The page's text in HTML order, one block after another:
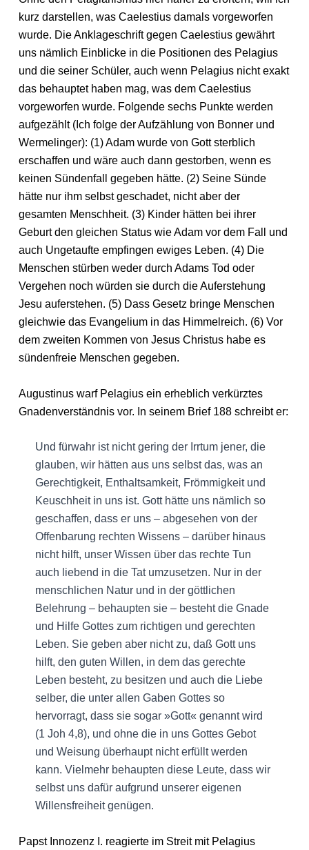
kurz darstellen, was Caelestius damals vorgeworfen
wurde. Die Anklageschrift gegen Caelestius gewährt
uns nämlich Einblicke in die Positionen des Pelagius
und die seiner Schüler, auch wenn Pelagius nicht exakt
das behauptet haben mag, was dem Caelestius
vorgeworfen wurde. Folgende sechs Punkte werden
aufgezählt (Ich folge der Aufzählung von Bonner und
Wermelinger): (1) Adam wurde von Gott sterblich
erschaffen und wäre auch dann gestorben, wenn es
keinen Sündenfall gegeben hätte. (2) Seine Sünde
hätte nur ihm selbst geschadet, nicht aber der
gesamten Menschheit. (3) Kinder hätten bei ihrer
Geburt den gleichen Status wie Adam vor dem Fall und
auch Ungetaufte empfingen ewiges Leben. (4) Die
Menschen stürben weder durch Adams Tod oder
Vergehen noch würden sie durch die Auferstehung
Jesu auferstehen. (5) Dass Gesetz bringe Menschen
gleichwie das Evangelium in das Himmelreich. (6) Vor
dem zweiten Kommen von Jesus Christus habe es
sündenfreie Menschen gegeben.
Augustinus warf Pelagius ein erheblich verkürztes
Gnadenverständnis vor. In seinem Brief 188 schreibt er:
Und fürwahr ist nicht gering der Irrtum jener, die
glauben, wir hätten aus uns selbst das, was an
Gerechtigkeit, Enthaltsamkeit, Frömmigkeit und
Keuschheit in uns ist. Gott hätte uns nämlich so
geschaffen, dass er uns – abgesehen von der
Offenbarung rechten Wissens – darüber hinaus
nicht hilft, unser Wissen über das rechte Tun
auch liebend in die Tat umzusetzen. Nur in der
menschlichen Natur und in der göttlichen
Belehrung – behaupten sie – besteht die Gnade
und Hilfe Gottes zum richtigen und gerechten
Leben. Sie geben aber nicht zu, daß Gott uns
hilft, den guten Willen, in dem das gerechte
Leben besteht, zu besitzen und auch die Liebe
selber, die unter allen Gaben Gottes so
hervorragt, dass sie sogar »Gott« genannt wird
(1 Joh 4,8), und ohne die in uns Gottes Gebot
und Weisung überhaupt nicht erfüllt werden
kann. Vielmehr behaupten diese Leute, dass wir
selbst uns dafür aufgrund unserer eigenen
Willensfreiheit genügen.
Papst Innozenz I. reagierte im Streit mit Pelagius